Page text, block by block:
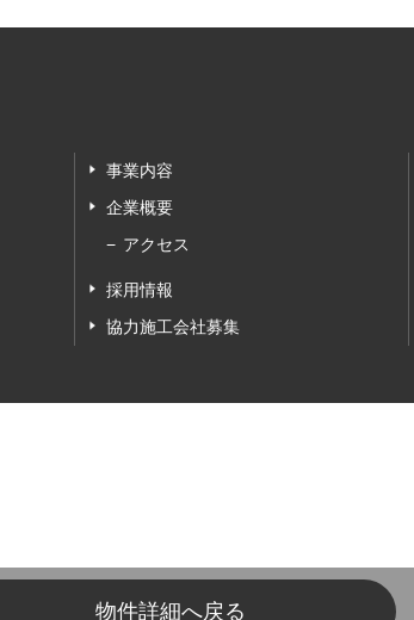
物件詳細へ戻る
事業内容
企業概要
アクセス
採用情報
協力施工会社募集